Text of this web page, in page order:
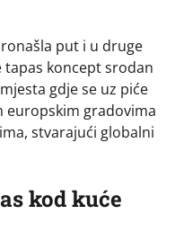
put i u druge
tapas koncept srodan
gdje se uz piće
europskim gradovima
stvarajući globalni
kod kuće